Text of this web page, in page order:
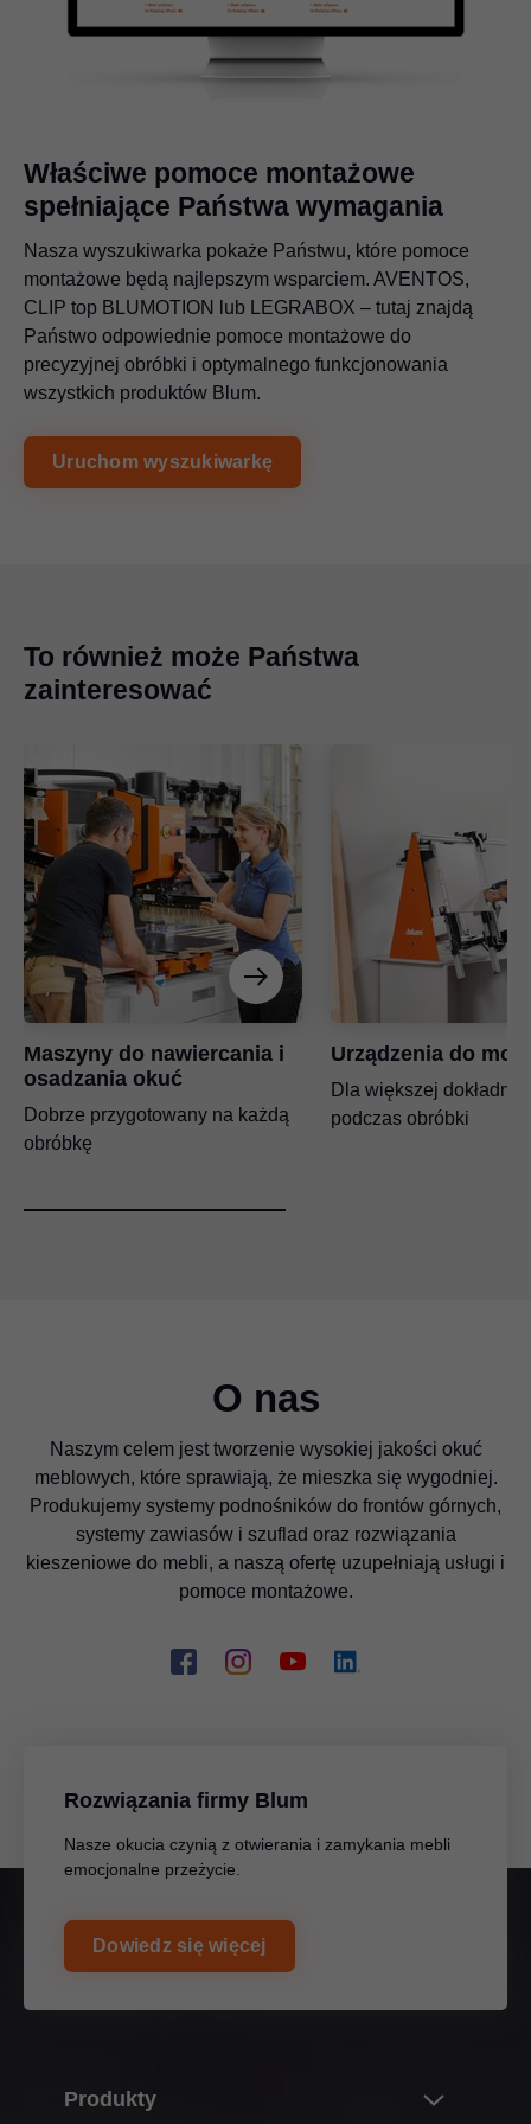
Właściwe pomoce montażowe
spełniające Państwa wymagania
Nasza wyszukiwarka pokaże Państwu, które pomoce
montażowe będą najlepszym wsparciem. AVENTOS,
CLIP top BLUMOTION lub LEGRABOX – tutaj znajdą
Państwo odpowiednie pomoce montażowe do
precyzyjnej obróbki i optymalnego funkcjonowania
wszystkich produktów Blum.
Uruchom wyszukiwarkę
To również może Państwa
zainteresować
Maszyny do nawiercania i
osadzania okuć
Dobrze przygotowany na każdą
obróbkę
Urządzenia do
Dla większej
podczas obróbki
O nas
Naszym celem jest tworzenie wysokiej jakości okuć
meblowych, które sprawiają, że mieszka się wygodniej.
Produkujemy systemy podnośników do frontów górnych,
systemy zawiasów i szuflad oraz rozwiązania
kieszeniowe do mebli, a naszą ofertę uzupełniają usługi i
pomoce montażowe.
Rozwiązania firmy Blum
Nasze okucia czynią z otwierania i zamykania mebli
emocjonalne przeżycie.
Dowiedz się więcej
Produkty